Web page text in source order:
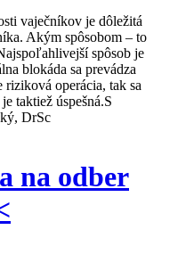
vaječníkov je dôležitá
Akým spôsobom – to
spôsob je
blokáda sa prevádza
operácia, tak sa
taktiež úspešná.S
DrSc
na odber